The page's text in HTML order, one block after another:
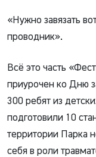
«Нужно завязать
проводник».
Всё это часть
приурочен ко Дню
300 ребят из
подготовили 10
территории Парка
себя в роли